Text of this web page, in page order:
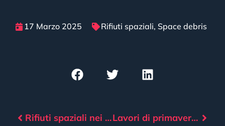
17 Marzo 2025 Rifiuti spaziali, Space debris
Rifiuti spaziali nei cieli d’Europa: il rientro incontrollato di un Falcon 9 Lavori di primavera ai radiotelescopi di Medicina